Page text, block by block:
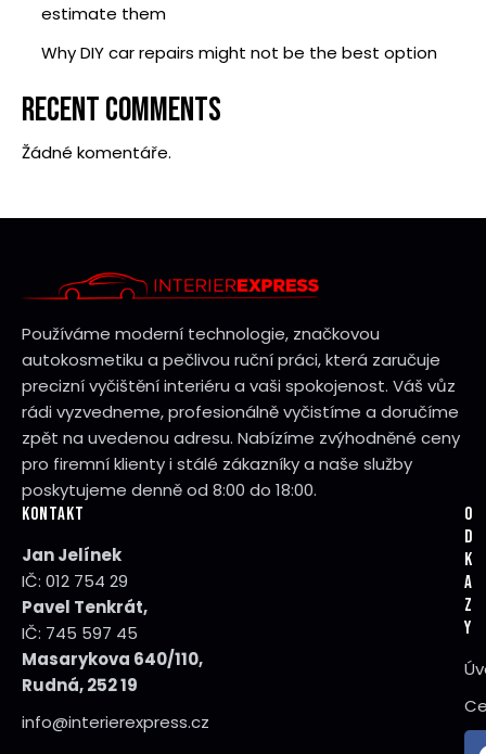
estimate them
Why DIY car repairs might not be the best option
RECENT COMMENTS
Žádné komentáře.
Používáme moderní technologie, značkovou
autokosmetiku a pečlivou ruční práci, která zaručuje
precizní vyčištění interiéru a vaši spokojenost. Váš vůz
rádi vyzvedneme, profesionálně vyčistíme a doručíme
zpět na uvedenou adresu. Nabízíme zvýhodněné ceny
pro firemní klienty i stálé zákazníky a naše služby
poskytujeme denně od 8:00 do 18:00.
KONTAKT
Jan Jelínek
IČ: 012 754 29
Pavel Tenkrát,
IČ: 745 597 45
Masarykova 640/110,
Rudná, 252 19
info@interierexpress.cz
O
D
K
A
Z
Y